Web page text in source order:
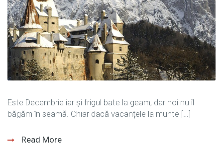
Este Decembrie iar și frigul bate la geam, dar noi nu îl
băgăm în seamă. Chiar dacă vacanțele la munte […]
Read More